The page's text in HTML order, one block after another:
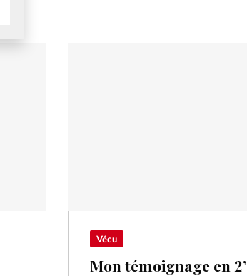
Vécu
Mon témoignage en 2’